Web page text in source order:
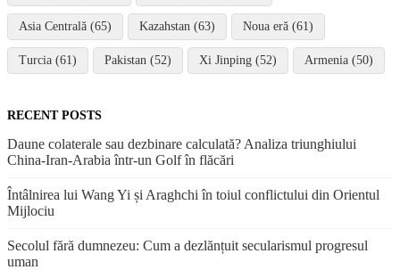
Asia Centrală (65) Kazahstan (63) Noua eră (61)
Turcia (61) Pakistan (52) Xi Jinping (52) Armenia (50)
RECENT POSTS
Daune colaterale sau dezbinare calculată? Analiza triunghiului
China-Iran-Arabia într-un Golf în flăcări
Întâlnirea lui Wang Yi și Araghchi în toiul conflictului din Orientul
Mijlociu
Secolul fără dumnezeu: Cum a dezlănțuit secularismul progresul
uman